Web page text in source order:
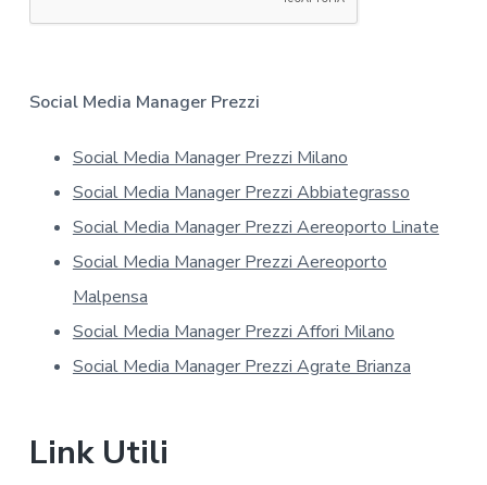
t
a
Social Media Manager Prezzi
Social Media Manager Prezzi Milano
Social Media Manager Prezzi Abbiategrasso
Social Media Manager Prezzi Aereoporto Linate
Social Media Manager Prezzi Aereoporto
Malpensa
Social Media Manager Prezzi Affori Milano
Social Media Manager Prezzi Agrate Brianza
Link Utili